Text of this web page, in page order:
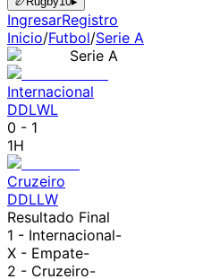
IngresarRegistro
Inicio/Futbol/Serie A
Serie A
Internacional
DDLWL
0 - 1
1H
Cruzeiro
DDLLW
Resultado Final
1 - Internacional-
X - Empate-
2 - Cruzeiro-